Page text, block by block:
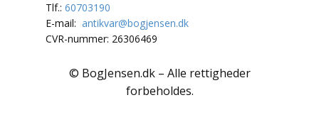
Ordbøger
Øvrige
Polarlandene
Tlf.: 60703190
E-mail: antikvar@bogjensen.dk
CVR-nummer: 26306469
© BogJensen.dk – Alle rettigheder
forbeholdes.